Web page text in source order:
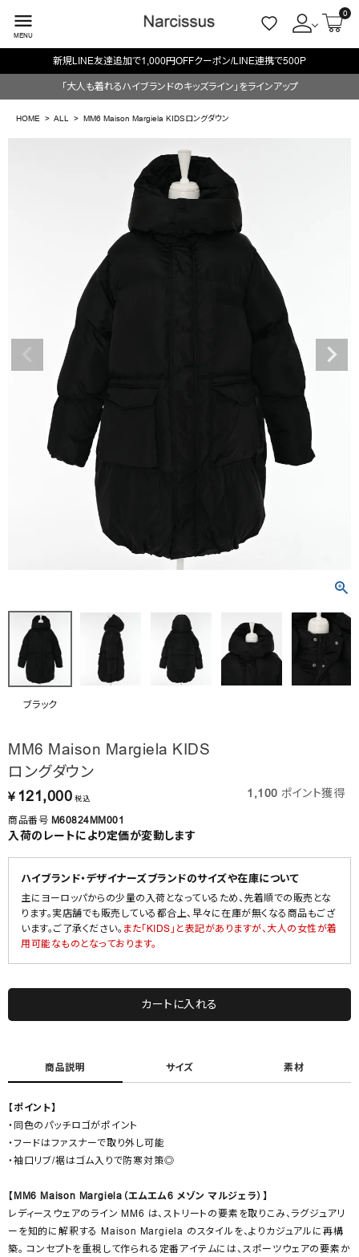
menu
MENU
0
ようこそ ゲスト 様
person
search
RANKING
RE STOCK
COMING SOON
はじめてご利用の方へ
お問い合わせ
新規LINE友達追加で1,000円OFFクーポン/LINE連携で500P
「大人も着れるハイブランドのキッズライン」をラインアップ
HOME ALL MM6 Maison Margiela KIDSロングダウン
ブラック
MM6 Maison Margiela KIDS
ロングダウン
¥ 121,000 税込 1,100 ポイント獲得
商品番号 M60824MM001
入荷のレートにより定価が変動します
ハイブランド・デザイナーズブランドのサイズや在庫について
主にヨーロッパからの少量の入荷となっているため、先着順での販売とな
ります。実店舗でも販売している都合上、早々に在庫が無くなる商品もござ
います。ご了承ください。 また「KIDS」と表記がありますが、大人の女性が着
用可能なものとなっております。
カートに入れる
商品説明 サイズ 素材
【ポイント】
・同色のパッチロゴがポイント
・フードはファスナーで取り外し可能
・袖口リブ/裾はゴム入りで防寒対策◎
【MM6 Maison Margiela（エムエム6 メゾン マルジェラ）】
レディースウェアのライン MM6 は、ストリートの要素を取りこみ、ラグジュアリ
ーを知的に解釈する Maison Margiela のスタイルを、よりカジュアルに再構
築。 コンセプトを重視して作られる定番アイテムには、スポーツウェアの要素か